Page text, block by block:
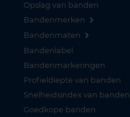
Opslag van banden
Bandenmerken
Bandenmaten
Bandenlabel
Bandenmarkeringen
Profieldiepte van banden
Snelheidsindex van banden
Goedkope banden